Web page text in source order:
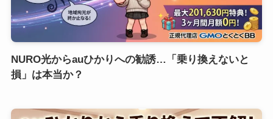
NURO光からauひかりへの勧誘…「乗り換えないと
損」は本当か？